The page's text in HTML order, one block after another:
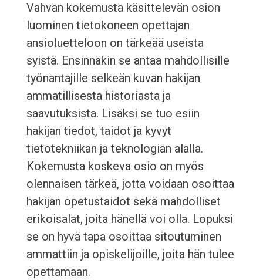
Vahvan kokemusta käsittelevän osion
luominen tietokoneen opettajan
ansioluetteloon on tärkeää useista
syistä. Ensinnäkin se antaa mahdollisille
työnantajille selkeän kuvan hakijan
ammatillisesta historiasta ja
saavutuksista. Lisäksi se tuo esiin
hakijan tiedot, taidot ja kyvyt
tietotekniikan ja teknologian alalla.
Kokemusta koskeva osio on myös
olennaisen tärkeä, jotta voidaan osoittaa
hakijan opetustaidot sekä mahdolliset
erikoisalat, joita hänellä voi olla. Lopuksi
se on hyvä tapa osoittaa sitoutuminen
ammattiin ja opiskelijoille, joita hän tulee
opettamaan.